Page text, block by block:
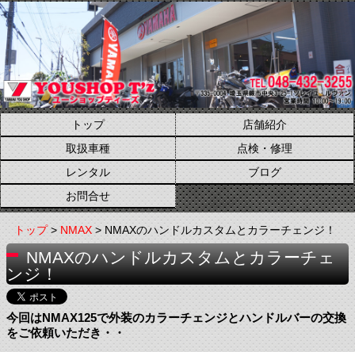
トップ
店舗紹介
取扱車種
点検・修理
レンタル
ブログ
お問合せ
トップ>NMAX> NMAXのハンドルカスタムとカラーチェンジ！
NMAXのハンドルカスタムとカラーチェ
ンジ！
今回はNMAX125で外装のカラーチェンジとハンドルバーの交換
をご依頼いただき・・